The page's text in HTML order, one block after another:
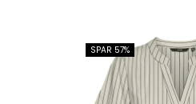
SPAR 57%